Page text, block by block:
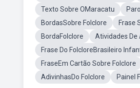
Texto Sobre OMaracatu
BordasSobre Folclore
Frase
BordaFolclore
Atividades De
Frase Do FolcloreBrasileiro
FraseEm Cartão Sobre Folclore
AdivinhasDo Folclore
Painel